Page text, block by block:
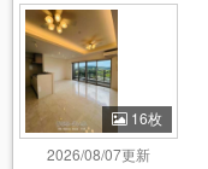
16枚
2026/08/07更新